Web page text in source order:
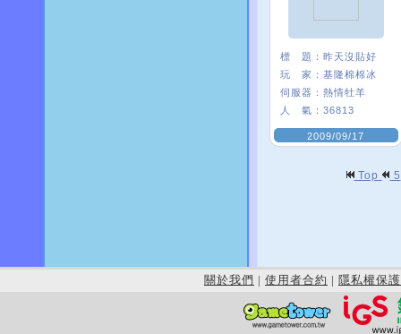
標 題： 昨天沒貼好
玩 家： 基隆棉棉冰
伺服器： 熱情牡羊
人 氣： 36813
2009/09/17
Top 5
關於我們 | 使用者合約 | 隱私權保護